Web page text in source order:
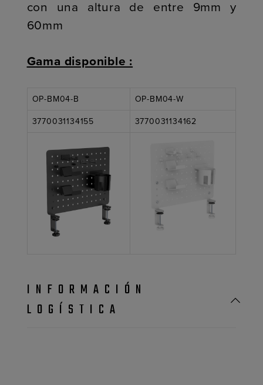
con una altura de entre 9mm y
60mm
Gama disponible :
OP-BM04-B
OP-BM04-W
3770031134155
3770031134162
INFORMACIÓN
LOGÍSTICA